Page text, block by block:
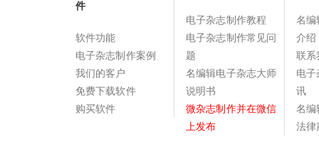
件
软件功能
电子杂志制作案例
我们的客户
免费下载软件
购买软件
电子杂志制作教程
电子杂志制作常见问
题
名编辑电子杂志大师
说明书
微杂志制作并在微信
上发布
名编
介绍
联系
电子
讯
名编
法律